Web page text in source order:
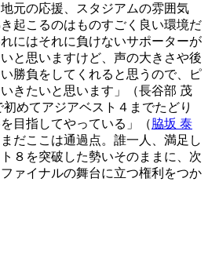
元の応援、スタジアムの雰囲気
起こるのはものすごく良い環境だ
にはそれに負けないサポーターが
と思いますけど、声の大きさや後
勝負をしてくれると思うので、ピ
きたいと思います」（長谷部 茂
めてアジアベスト４までたどり
目指してやっている」（脇坂 泰
だここは通過点。誰一人、満足し
８を突破した勢いそのままに、次
ァイナルの舞台に立つ権利をつか